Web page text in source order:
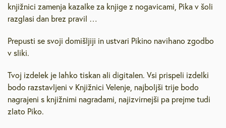
knjižnici zamenja kazalke za knjige z nogavicami, Pika v šoli
razglasi dan brez pravil …
Prepusti se svoji domišljiji in ustvari Pikino navihano zgodbo
v sliki.
Tvoj izdelek je lahko tiskan ali digitalen. Vsi prispeli izdelki
bodo razstavljeni v Knjižnici Velenje, najboljši trije bodo
nagrajeni s knjižnimi nagradami, najizvirnejši pa prejme tudi
zlato Piko.